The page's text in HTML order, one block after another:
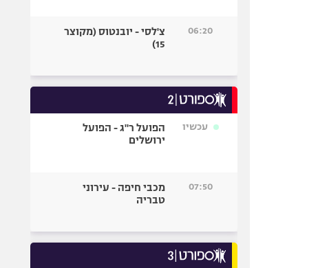
06:20
צ'לסי - יובנטוס (מקוצר
15)
עכשיו
הפועל ר"ג - הפועל
ירושלים
07:50
מכבי חיפה - עירוני
טבריה